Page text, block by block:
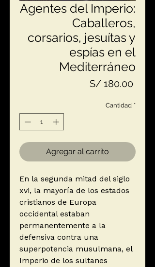
Agentes del Imperio:
Caballeros,
corsarios, jesuítas y
espías en el
Mediterráneo
S/ 180.00Precio
Cantidad *
Agregar al carrito
En la segunda mitad del siglo
xvi, la mayoría de los estados
cristianos de Europa
occidental estaban
permanentemente a la
defensiva contra una
superpotencia musulmana, el
Imperio de los sultanes